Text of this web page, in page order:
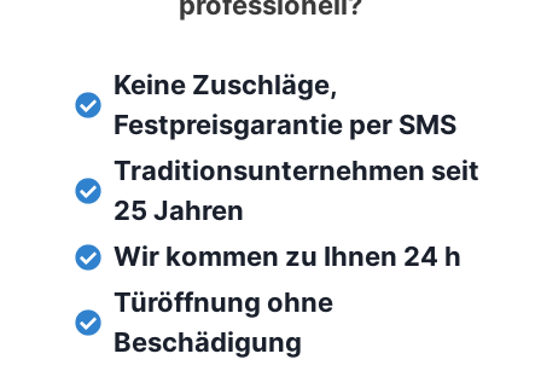
Keine Zuschläge,
Festpreisgarantie per SMS
Traditionsunternehmen seit
25 Jahren
Wir kommen zu Ihnen 24 h
Türöffnung ohne
Beschädigung